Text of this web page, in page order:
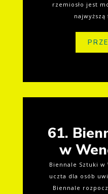
rzemiosło jest
61.
w
Biennale Sztuki
uczta dla osób
Biennale